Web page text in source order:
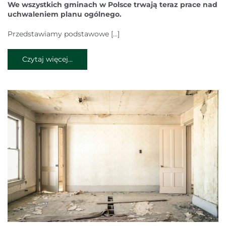
We wszystkich gminach w Polsce trwają teraz prace nad
uchwaleniem planu ogólnego.
Przedstawiamy podstawowe […]
Czytaj więcej...